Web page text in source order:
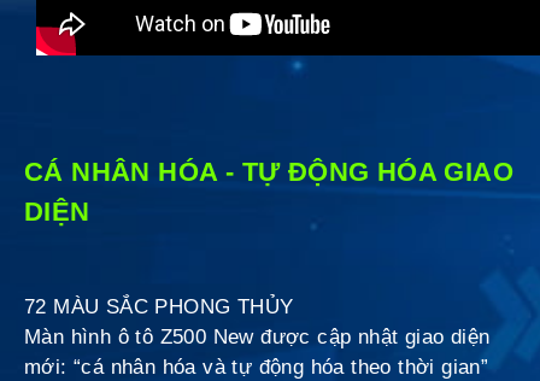
CÁ NHÂN HÓA - TỰ ĐỘNG HÓA GIAO
DIỆN
72 MÀU SẮC PHONG THỦY
Màn hình ô tô Z500 New được cập nhật giao diện
mới: “cá nhân hóa và tự động hóa theo thời gian”